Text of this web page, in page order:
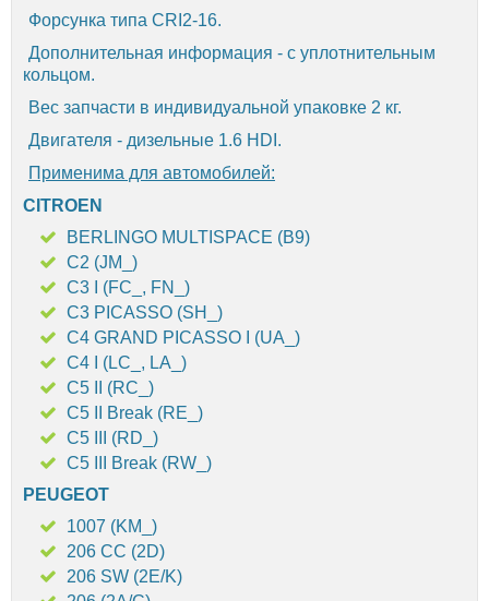
Форсунка типа CRI2-16.
Дополнительная информация - с уплотнительным
кольцом.
Вес запчасти в индивидуальной упаковке 2 кг.
Двигателя - дизельные 1.6 HDI.
Применима для автомобилей:
CITROEN
BERLINGO MULTISPACE (B9)
C2 (JM_)
C3 I (FC_, FN_)
C3 PICASSO (SH_)
C4 GRAND PICASSO I (UA_)
C4 I (LC_, LA_)
C5 II (RC_)
C5 II Break (RE_)
C5 III (RD_)
C5 III Break (RW_)
PEUGEOT
1007 (KM_)
206 CC (2D)
206 SW (2E/K)